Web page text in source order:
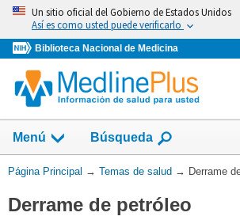
Omita
vaya
al
Contenido
Un sitio oficial del Gobierno de Estados Unidos
Así es como usted puede verificarlo
Biblioteca Nacional de Medicina
Menú
Mostrar
campo
de
Búsqueda
Usted
aquí:
Página Principal → Temas de salud → Derrame
Derrame de petróleo